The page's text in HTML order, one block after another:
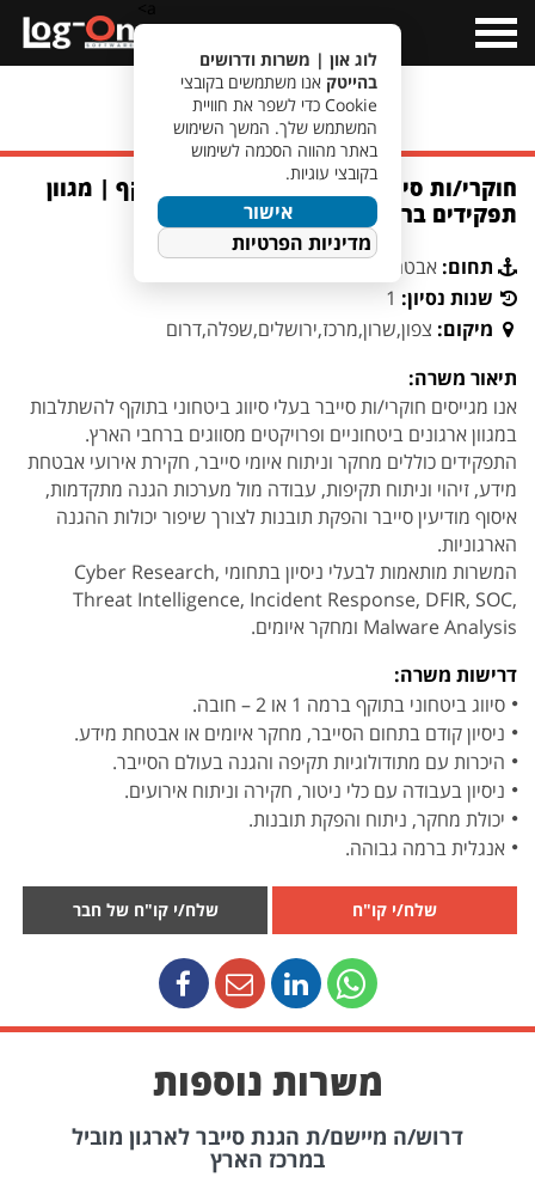
Menu
מעבר לחיפוש משרות
חוקרי/ות סייבר בעלי סיווג ביטחוני בתוקף | מגוון
תפקידים ברחבי הארץ
תחום: אבטחת מידע וסייבר
שנות נסיון: 1
מיקום: צפון,שרון,מרכז,ירושלים,שפלה,דרום
תיאור משרה:
אנו מגייסים חוקרי/ות סייבר בעלי סיווג ביטחוני בתוקף להשתלבות
במגוון ארגונים ביטחוניים ופרויקטים מסווגים ברחבי הארץ.
התפקידים כוללים מחקר וניתוח איומי סייבר, חקירת אירועי אבטחת
מידע, זיהוי וניתוח תקיפות, עבודה מול מערכות הגנה מתקדמות,
איסוף מודיעין סייבר והפקת תובנות לצורך שיפור יכולות ההגנה
הארגוניות.
המשרות מותאמות לבעלי ניסיון בתחומי Cyber Research,
Threat Intelligence, Incident Response, DFIR, SOC,
Malware Analysis ומחקר איומים.
דרישות משרה:
סיווג ביטחוני בתוקף ברמה 1 או 2 – חובה.
ניסיון קודם בתחום הסייבר, מחקר איומים או אבטחת מידע.
היכרות עם מתודולוגיות תקיפה והגנה בעולם הסייבר.
ניסיון בעבודה עם כלי ניטור, חקירה וניתוח אירועים.
יכולת מחקר, ניתוח והפקת תובנות.
אנגלית ברמה גבוהה.
שלח/י קו"ח שלח/י קו"ח של חבר
משרות נוספות
דרוש/ה מיישם/ת הגנת סייבר לארגון מוביל
במרכז הארץ
לוג און | משרות ודרושים
בהייטק אנו משתמשים בקובצי
Cookie כדי לשפר את חוויית
המשתמש שלך. המשך השימוש
באתר מהווה הסכמה לשימוש
בקובצי עוגיות.
אישור
מדיניות הפרטיות